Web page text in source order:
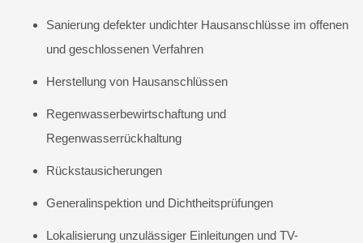
Sanierung defekter undichter Hausanschlüsse im offenen
und geschlossenen Verfahren
Herstellung von Hausanschlüssen
Regenwasserbewirtschaftung und
Regenwasserrückhaltung
Rückstausicherungen
Generalinspektion und Dichtheitsprüfungen
Lokalisierung unzulässiger Einleitungen und TV-